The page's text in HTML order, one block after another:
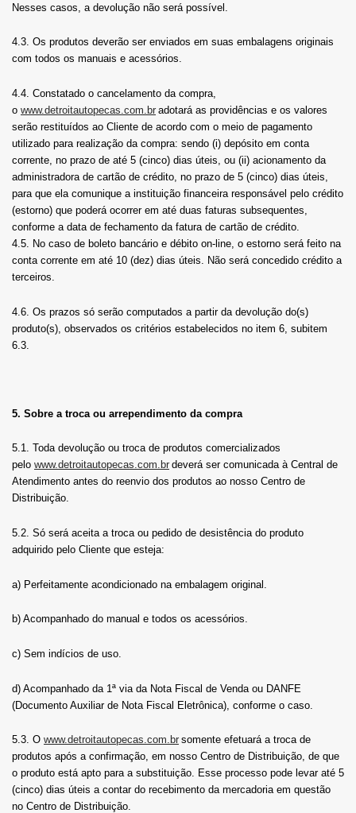
Nesses casos, a devolução não será possível.
4.3. Os produtos deverão ser enviados em suas embalagens originais
com todos os manuais e acessórios.
4.4. Constatado o cancelamento da compra,
o www.detroitautopecas.com.br adotará as providências e os valores
serão restituídos ao Cliente de acordo com o meio de pagamento
utilizado para realização da compra: sendo (i) depósito em conta
corrente, no prazo de até 5 (cinco) dias úteis, ou (ii) acionamento da
administradora de cartão de crédito, no prazo de 5 (cinco) dias úteis,
para que ela comunique a instituição financeira responsável pelo crédito
(estorno) que poderá ocorrer em até duas faturas subsequentes,
conforme a data de fechamento da fatura de cartão de crédito.
4.5. No caso de boleto bancário e débito on-line, o estorno será feito na
conta corrente em até 10 (dez) dias úteis. Não será concedido crédito a
terceiros.
4.6. Os prazos só serão computados a partir da devolução do(s)
produto(s), observados os critérios estabelecidos no item 6, subitem
6.3.
5. Sobre a troca ou arrependimento da compra
5.1. Toda devolução ou troca de produtos comercializados
pelo www.detroitautopecas.com.br deverá ser comunicada à Central de
Atendimento antes do reenvio dos produtos ao nosso Centro de
Distribuição.
5.2. Só será aceita a troca ou pedido de desistência do produto
adquirido pelo Cliente que esteja:
a) Perfeitamente acondicionado na embalagem original.
b) Acompanhado do manual e todos os acessórios.
c) Sem indícios de uso.
d) Acompanhado da 1ª via da Nota Fiscal de Venda ou DANFE
(Documento Auxiliar de Nota Fiscal Eletrônica), conforme o caso.
5.3. O www.detroitautopecas.com.br somente efetuará a troca de
produtos após a confirmação, em nosso Centro de Distribuição, de que
o produto está apto para a substituição. Esse processo pode levar até 5
(cinco) dias úteis a contar do recebimento da mercadoria em questão
no Centro de Distribuição.